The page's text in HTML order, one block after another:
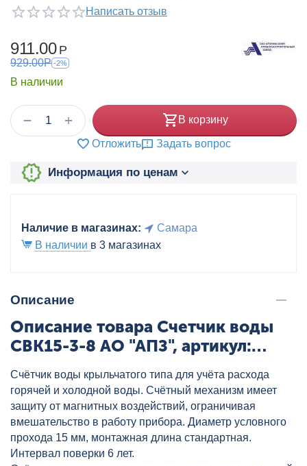
Написать отзыв
911.00 Р
929.00Р -2%
В наличии
+
− В корзину
Отложить Задать вопрос
Информация по ценам
Наличие в магазинах:
Самара
В наличии в 3 магазинах
Описание
Описание товара Счетчик воды
СВК15-3-8 АО "АПЗ", артикул:
Счётчик воды крыльчатого типа для учёта расхода
горячей и холодной воды. Счётный механизм имеет
защиту от магнитных воздействий, ограничивая
вмешательство в работу прибора. Диаметр условного
прохода 15 мм, монтажная длина стандартная.
Интервал поверки 6 лет.